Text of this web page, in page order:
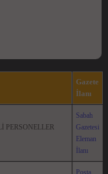
Gazete
İlanı
PERSONELLER
Sabah
Gazetesi
Eleman
İlanı
Posta